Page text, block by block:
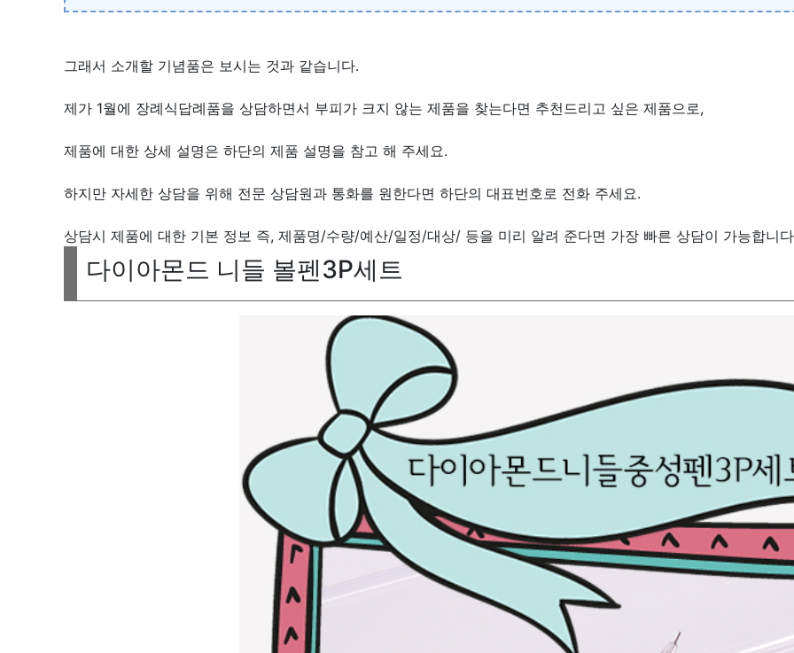
그래서 소개할 기념품은 보시는 것과 같습니다.
제가 1월에 장례식답례품을 상담하면서 부피가 크지 않는 제품을 찾는다면 추천드리고 싶은 제품으로,
제품에 대한 상세 설명은 하단의 제품 설명을 참고 해 주세요.
하지만 자세한 상담을 위해 전문 상담원과 통화를 원한다면 하단의 대표번호로 전화 주세요.
상담시 제품에 대한 기본 정보 즉, 제품명/수량/예산/일정/대상/ 등을 미리 알려 준다면 가장 빠른 상담이 가능합니
다이아몬드 니들 볼펜3P세트